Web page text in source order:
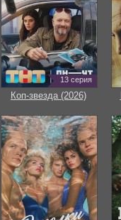
13 серия
Коп-звезда (2026)